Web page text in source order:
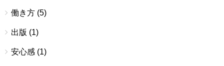
働き方 (5)
出版 (1)
安心感 (1)